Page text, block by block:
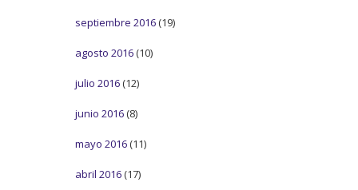
septiembre 2016 (19)
agosto 2016 (10)
julio 2016 (12)
junio 2016 (8)
mayo 2016 (11)
abril 2016 (17)